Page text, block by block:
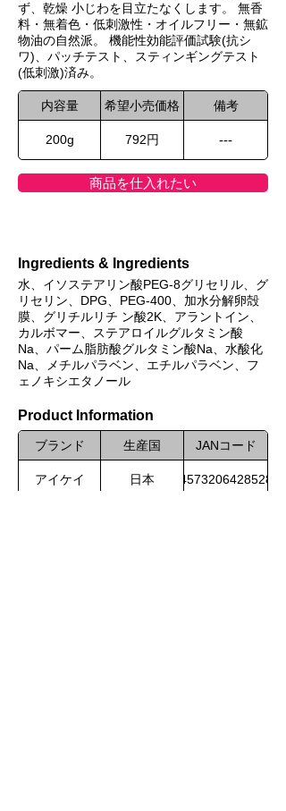
ず、乾燥 小じわを目立たなくします。 無香
料・無着色・低刺激性・オイルフリー・無鉱
物油の自然派。 機能性効能評価試験(抗シ
ワ)、パッチテスト、スティンギングテスト
(低刺激)済み。
内容量 希望小売価格 備考
200g 792円 ---
商品を仕入れたい
Ingredients & Ingredients
水、イソステアリン酸PEG-8グリセリル、グ
リセリン、DPG、PEG-400、加水分解卵殻
膜、グリチルリチ ン酸2K、アラントイン、
カルボマー、ステアロイルグルタミン酸
Na、パーム脂肪酸グルタミン酸Na、水酸化
Na、メチルパラベン、エチルパラベン、フ
ェノキシエタノール
Product Information
ブランド 生産国 JANコード
アイケイ 日本 4573206428528